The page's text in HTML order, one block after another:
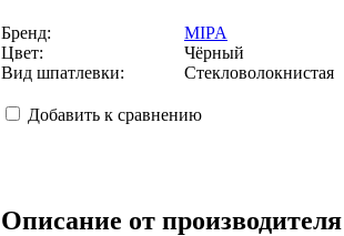
Бренд:
MIPA
Цвет:
Чёрный
Вид шпатлевки:
Стекловолокнистая
Добавить к сравнению
Описание от производителя